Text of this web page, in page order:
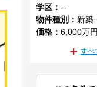
学区 ：--
物件種別 ： 新築
価格 ：6,000万
すべ